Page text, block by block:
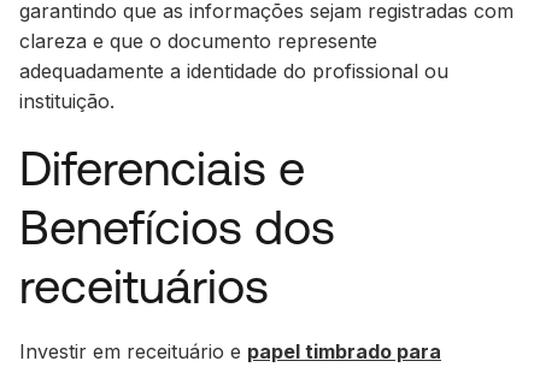
garantindo que as informações sejam registradas com
clareza e que o documento represente
adequadamente a identidade do profissional ou
instituição.
Diferenciais e
Benefícios dos
receituários
Investir em receituário e papel timbrado para